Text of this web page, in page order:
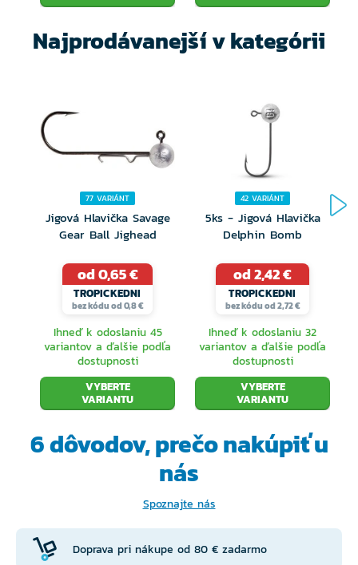
Široká ponuka váh: 3,5 g, 5 g, 7 g, 10,5 g a 12 g
Najprodávanejší v kategórii
77 VARIÁNT
Jigová Hlavička Savage
Gear Ball Jighead
od 0,65 €
TROPICKEDNI
bez kódu od 0,8 €
Ihneď k odoslaniu 45
variantov a ďalšie podľa
dostupnosti
VYBERTE
VARIANTU
42 VARIÁNT
5ks - Jigová Hlavička
Delphin Bomb
od 2,42 €
TROPICKEDNI
bez kódu od 2,72 €
Ihneď k odoslaniu 32
variantov a ďalšie podľa
dostupnosti
VYBERTE
VARIANTU
6 dôvodov, prečonakúpiť u
nás
Spoznajte nás
Doprava pri nákupe od 80 € zadarmo